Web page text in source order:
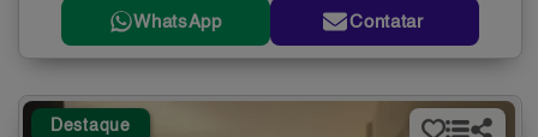
WhatsApp Contatar
Destaque